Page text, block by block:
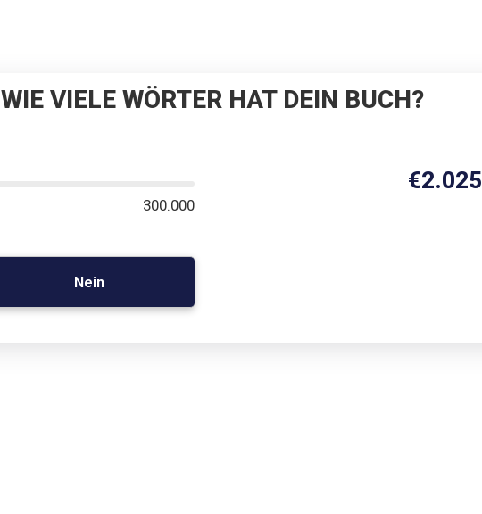
WIE VIELE WÖRTER HAT DEIN BUCH?
300.000
Nein
€2.025